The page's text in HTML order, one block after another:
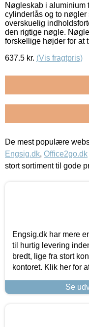
Nøgleskab i aluminium
cylinderlås og to nøgler
overskuelig
den rigtige nøgle.
forskellige højder for at
637.5 kr. (Vis fragtpris)
De mest populære
Engsig.dk, Office2go.dk
stort sortiment til gode
Engsig.dk har mere
til hurtig levering
bredt, lige fra stort
kontoret. Klik her for
Se